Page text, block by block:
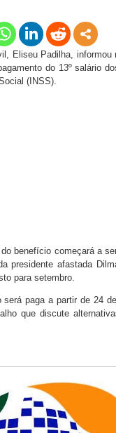
Eliseu Padilha,
do 13º salário
(INSS).
benefício começará a
presidente afastada
para setembro.
será paga a partir de 24
que discute